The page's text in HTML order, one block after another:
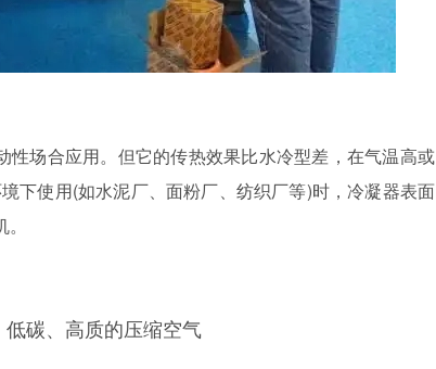
场合应用。但它的传热效果比水冷型差，在气温高或
下使用(如水泥厂、面粉厂、纺织厂等)时，冷凝器表面
碳、高质的压缩空气